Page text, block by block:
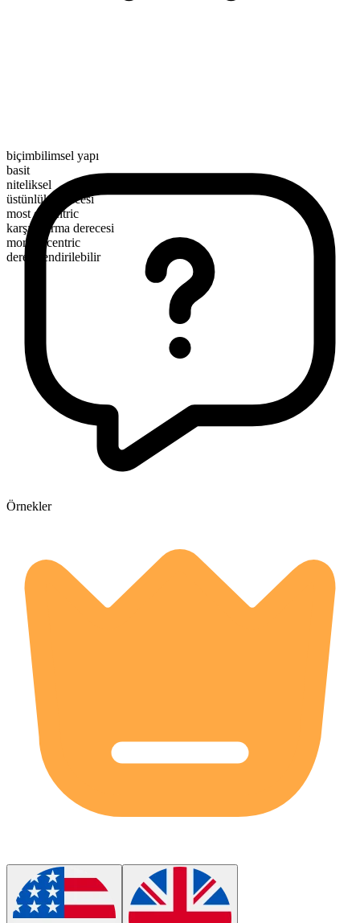
biçimbilimsel yapı
basit
niteliksel
üstünlük derecesi
most eccentric
karşılaştırma derecesi
more eccentric
derecelendirilebilir
Örnekler